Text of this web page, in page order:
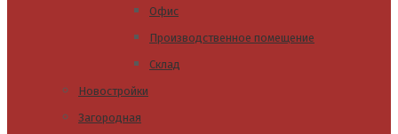
Офис
Производственное помещение
Склад
Новостройки
Загородная